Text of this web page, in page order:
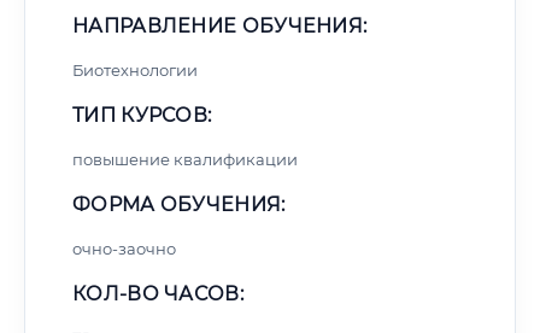
НАПРАВЛЕНИЕ ОБУЧЕНИЯ:
Биотехнологии
ТИП КУРСОВ:
повышение квалификации
ФОРМА ОБУЧЕНИЯ:
очно-заочно
КОЛ-ВО ЧАСОВ: